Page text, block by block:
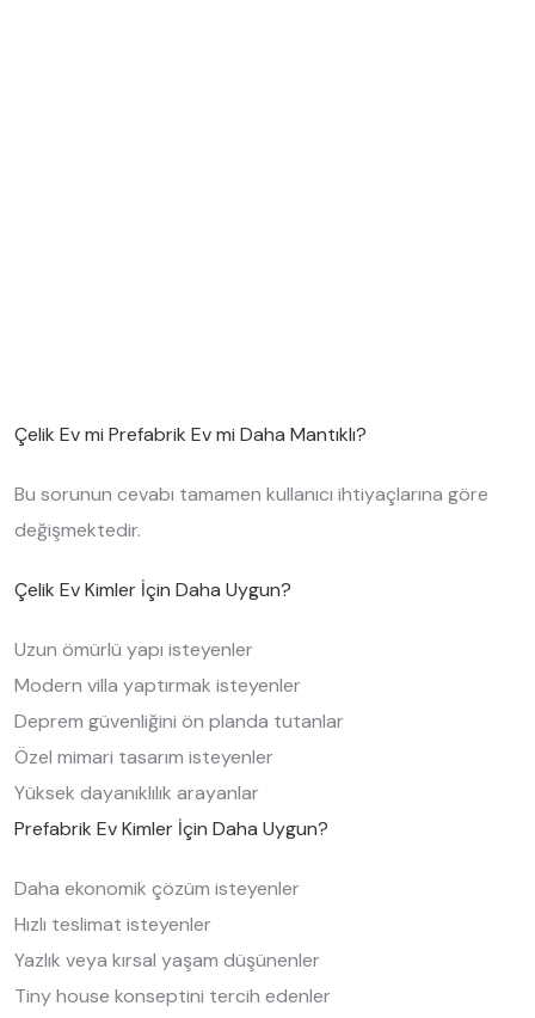
Çelik Ev mi Prefabrik Ev mi Daha Mantıklı?
Bu sorunun cevabı tamamen kullanıcı ihtiyaçlarına göre
değişmektedir.
Çelik Ev Kimler İçin Daha Uygun?
Uzun ömürlü yapı isteyenler
Modern villa yaptırmak isteyenler
Deprem güvenliğini ön planda tutanlar
Özel mimari tasarım isteyenler
Yüksek dayanıklılık arayanlar
Prefabrik Ev Kimler İçin Daha Uygun?
Daha ekonomik çözüm isteyenler
Hızlı teslimat isteyenler
Yazlık veya kırsal yaşam düşünenler
Tiny house konseptini tercih edenler